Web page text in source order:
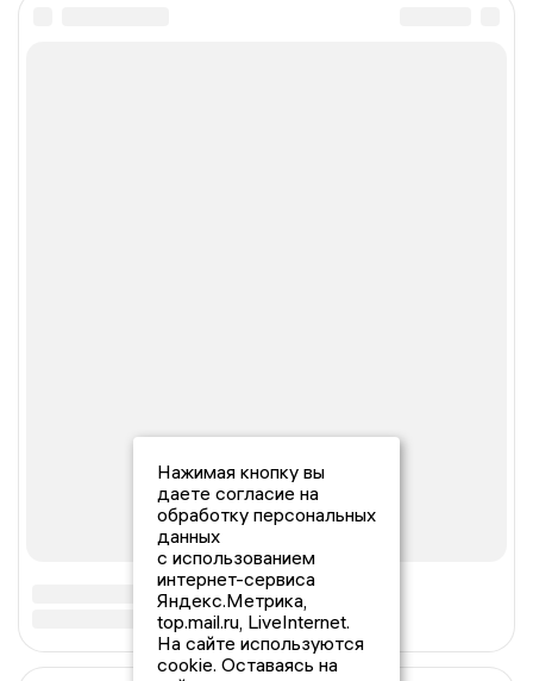
Нажимая кнопку вы
даете согласие на
обработку персональных
данных
с использованием
интернет-сервиса
Яндекс.Метрика,
top.mail.ru, LiveInternet.
На сайте используются
cookie. Оставаясь на